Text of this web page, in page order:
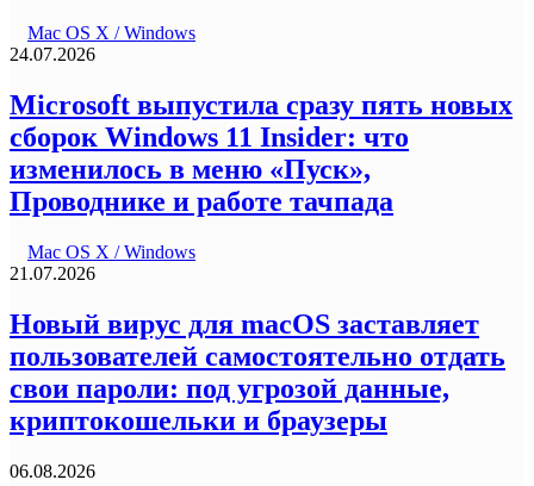
Mac OS X / Windows
24.07.2026
Microsoft выпустила сразу пять новых
сборок Windows 11 Insider: что
изменилось в меню «Пуск»,
Проводнике и работе тачпада
Mac OS X / Windows
21.07.2026
Новый вирус для macOS заставляет
пользователей самостоятельно отдать
свои пароли: под угрозой данные,
криптокошельки и браузеры
06.08.2026